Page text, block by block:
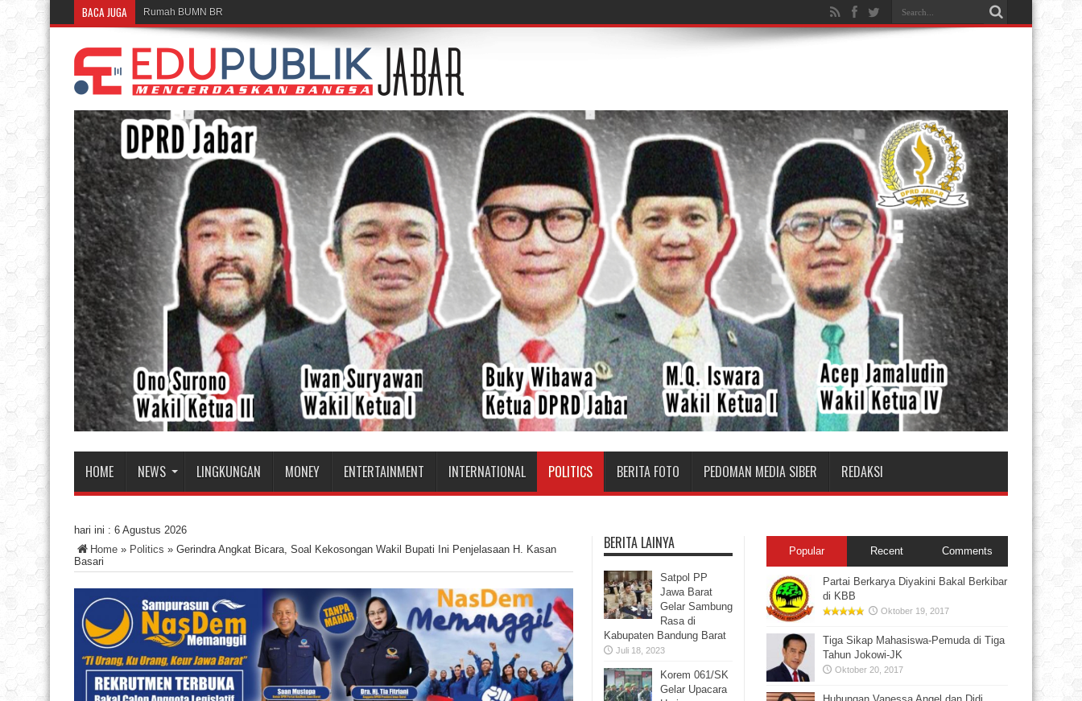
BACA JUGA Rumah BUMN BRI Bandung Cetak UMKM Inspiratif, Acuksae Berb
HOME NEWS LINGKUNGAN MONEY ENTERTAINMENT INTERNATIONAL POLITICS BERITA FOTO PEDOMAN MEDIA SIBER REDAKSI
hari ini : 6 Agustus 2026
Home » Politics » Gerindra Angkat Bicara, Soal Kekosongan Wakil Bupati Ini Penjelasaan H. Kasan
Basari
BERITA LAINYA
Satpol PP
Jawa Barat
Gelar Sambung
Rasa di
Kabupaten Bandung Barat
Juli 18, 2023
Korem 061/SK
Gelar Upacara
Popular Recent Comments
Partai Berkarya Diyakini Bakal Berkibar
di KBB
Oktober 19, 2017
Tiga Sikap Mahasiswa-Pemuda di Tiga
Tahun Jokowi-JK
Oktober 20, 2017